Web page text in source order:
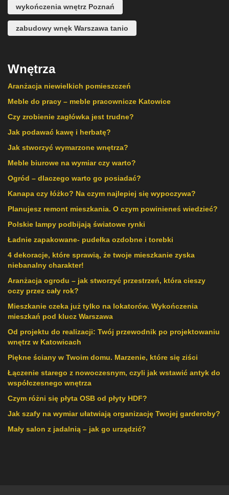
wykończenia wnętrz Poznań
zabudowy wnęk Warszawa tanio
Wnętrza
Aranżacja niewielkich pomieszczeń
Meble do pracy – meble pracownicze Katowice
Czy zrobienie zagłówka jest trudne?
Jak podawać kawę i herbatę?
Jak stworzyć wymarzone wnętrza?
Meble biurowe na wymiar czy warto?
Ogród – dlaczego warto go posiadać?
Kanapa czy łóżko? Na czym najlepiej się wypoczywa?
Planujesz remont mieszkania. O czym powinieneś wiedzieć?
Polskie lampy podbijają światowe rynki
Ładnie zapakowane- pudełka ozdobne i torebki
4 dekoracje, które sprawią, że twoje mieszkanie zyska
niebanalny charakter!
Aranżacja ogrodu – jak stworzyć przestrzeń, która cieszy
oczy przez cały rok?
Mieszkanie czeka już tylko na lokatorów. Wykończenia
mieszkań pod klucz Warszawa
Od projektu do realizacji: Twój przewodnik po projektowaniu
wnętrz w Katowicach
Piękne ściany w Twoim domu. Marzenie, które się ziści
Łączenie starego z nowoczesnym, czyli jak wstawić antyk do
współczesnego wnętrza
Czym różni się płyta OSB od płyty HDF?
Jak szafy na wymiar ułatwiają organizację Twojej garderoby?
Mały salon z jadalnią – jak go urządzić?